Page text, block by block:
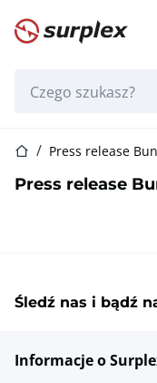
Strona główna
Strona główna
Press release
Press release
Śledź nas i bądź
Informacje o